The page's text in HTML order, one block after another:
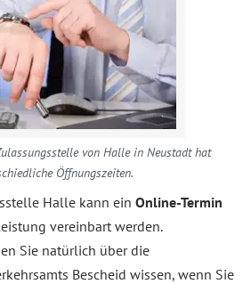
von Halle in Neustadt hat
Öffnungszeiten.
Halle kann ein Online-Termin
vereinbart werden.
Sie natürlich über die
Bescheid wissen, wenn Sie